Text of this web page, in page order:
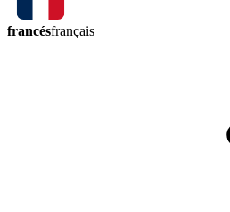
francésfrançais